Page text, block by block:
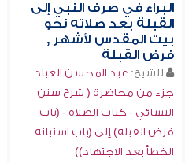
البراء في صرف النبي إلى
القبلة بعد صلاته نحو
بيت المقدس لأشهر ,
فرض القبلة
للشيخ: عبد المحسن العباد
جزء من محاضرة ( شرح سنن
النسائي - كتاب الصلاة - (باب
فرض القبلة) إلى (باب استبانة
الخطأ بعد الاجتهاد))